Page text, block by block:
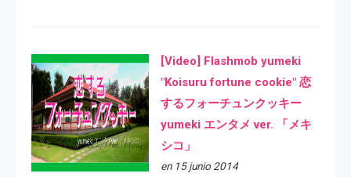
[Video] Flashmob yumeki
"Koisuru fortune cookie" 恋
するフォーチュンクッキー
yumeki エンタメ ver. 「メキ
シコ」
en 15 junio 2014